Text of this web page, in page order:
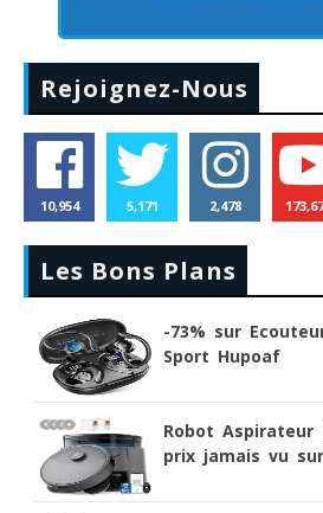
Rejoignez-Nous
10,954 5,171 2,478
Les Bons Plans
-73% sur
Sport Hupoaf
Robot
prix jamais vu